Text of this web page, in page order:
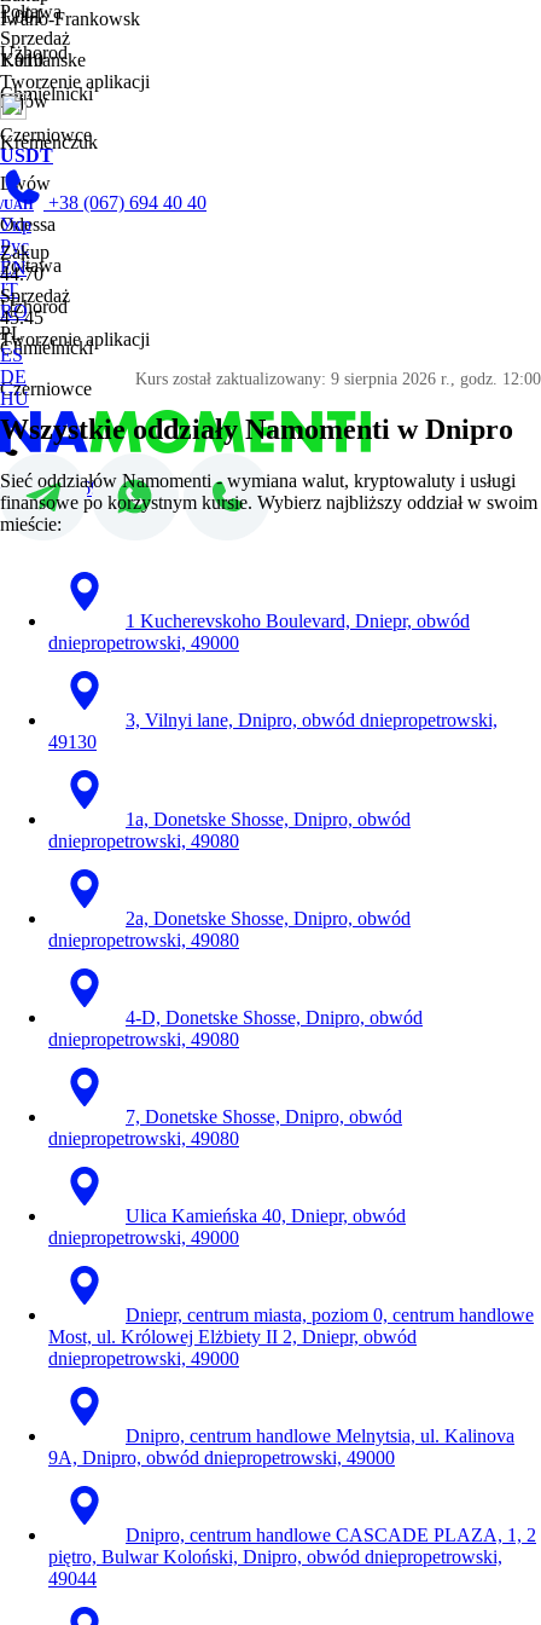
Iwano-Frankowsk
Kamianske
Kijów
Kremenczuk
Lwów
Odessa
Połtawa
Użhorod
Chmielnicki
Czerniowce
+38 (067) 694 40 40
Połtawa
Użhorod
Chmielnicki
Czerniowce
+38 (067) 694 40 40
Укр
Рус
EN
IT
RO
PL
ES
DE
HU
1.001
Sprzedaż
1.010
Tworzenie aplikacji
USDT
/UAH
Zakup
44.70
Sprzedaż
45.45
Tworzenie aplikacji
Kurs został zaktualizowany: 9 sierpnia 2026 r., godz. 12:00
Wszystkie oddziały Namomenti w Dnipro
Sieć oddziałów Namomenti - wymiana walut, kryptowaluty i usługi
finansowe po korzystnym kursie. Wybierz najbliższy oddział w swoim
mieście:
1 Kucherevskoho Boulevard, Dniepr, obwód
dniepropetrowski, 49000
3, Vilnyi lane, Dnipro, obwód dniepropetrowski,
49130
1a, Donetske Shosse, Dnipro, obwód
dniepropetrowski, 49080
2a, Donetske Shosse, Dnipro, obwód
dniepropetrowski, 49080
4-D, Donetske Shosse, Dnipro, obwód
dniepropetrowski, 49080
7, Donetske Shosse, Dnipro, obwód
dniepropetrowski, 49080
Ulica Kamieńska 40, Dniepr, obwód
dniepropetrowski, 49000
Dniepr, centrum miasta, poziom 0, centrum handlowe
Most, ul. Królowej Elżbiety II 2, Dniepr, obwód
dniepropetrowski, 49000
Dnipro, centrum handlowe Melnytsia, ul. Kalinova
9A, Dnipro, obwód dniepropetrowski, 49000
Dnipro, centrum handlowe CASCADE PLAZA, 1, 2
piętro, Bulwar Koloński, Dnipro, obwód dniepropetrowski,
49044